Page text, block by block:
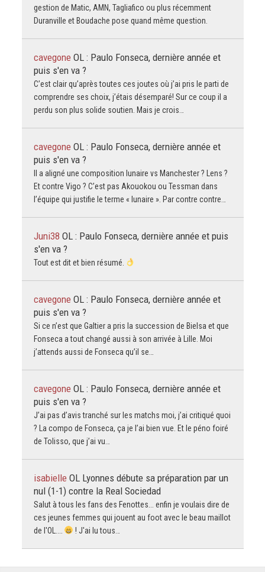
gestion de Matic, AMN, Tagliafico ou plus récemment
Duranville et Boudache pose quand même question.
cavegone OL : Paulo Fonseca, dernière année et
puis s'en va ?
C’est clair qu’après toutes ces joutes où j’ai pris le parti de
comprendre ses choix, j’étais désemparé! Sur ce coup il a
perdu son plus solide soutien. Mais je crois…
cavegone OL : Paulo Fonseca, dernière année et
puis s'en va ?
Il a aligné une composition lunaire vs Manchester ? Lens ?
Et contre Vigo ? C’est pas Akouokou ou Tessman dans
l’équipe qui justifie le terme « lunaire ». Par contre contre…
Juni38 OL : Paulo Fonseca, dernière année et puis
s'en va ?
Tout est dit et bien résumé.
cavegone OL : Paulo Fonseca, dernière année et
puis s'en va ?
Si ce n’est que Galtier a pris la succession de Bielsa et que
Fonseca a tout changé aussi à son arrivée à Lille. Moi
j’attends aussi de Fonseca qu’il se…
cavegone OL : Paulo Fonseca, dernière année et
puis s'en va ?
J’ai pas d’avis tranché sur les matchs moi, j’ai critiqué quoi
? La compo de Fonseca, ça je l’ai bien vue. Et le péno foiré
de Tolisso, que j’ai vu…
isabielle OL Lyonnes débute sa préparation par un
nul (1-1) contre la Real Sociedad
Salut à tous les fans des Fenottes... enfin je voulais dire de
ces jeunes femmes qui jouent au foot avec le beau maillot
de l'OL....
! J'ai lu tous…